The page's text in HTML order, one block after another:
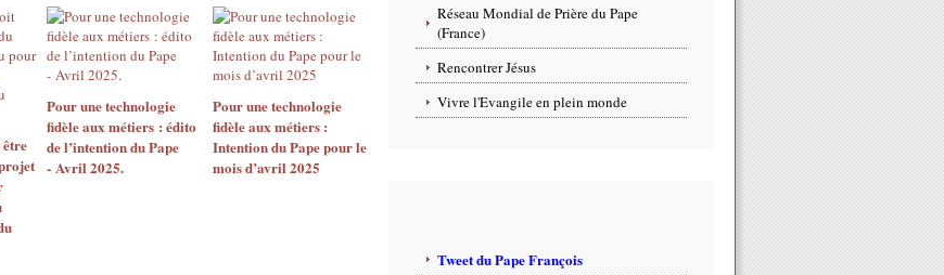
Pour une technologie
fidèle aux métiers : édito
de l’intention du Pape
- Avril 2025.
Pour une technologie
fidèle aux métiers :
Intention du Pape pour le
mois d’avril 2025
Réseau Mondial de Prière du Pape
(France)
Rencontrer Jésus
Vivre l'Evangile en plein monde
Tweet du Pape François